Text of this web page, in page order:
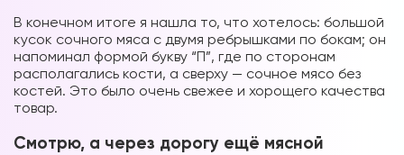
В конечном итоге я нашла то, что хотелось: большой
кусок сочного мяса с двумя ребрышками по бокам; он
напоминал формой букву “П”, где по сторонам
располагались кости, а сверху — сочное мясо без
костей. Это было очень свежее и хорощего качества
товар.
Смотрю, а через дорогу ещё мясной